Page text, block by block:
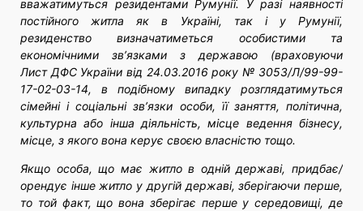
вважатимуться резидентами Румунії. У разі наявності
постійного житла як в Україні, так і у Румунії,
резиденство визначатиметься особистими та
економічними зв’язками з державою (враховуючи
Лист ДФС України від 24.03.2016 року № 3053/Л/99-99-
17-02-03-14, в подібному випадку розглядатимуться
сімейні і соціальні зв’язки особи, її заняття, політична,
культурна або інша діяльність, місце ведення бізнесу,
місце, з якого вона керує своєю власністю тощо.
Якщо особа, що має житло в одній державі, придбає/
орендує інше житло у другій державі, зберігаючи перше,
то той факт, що вона зберігає перше у середовищі, де